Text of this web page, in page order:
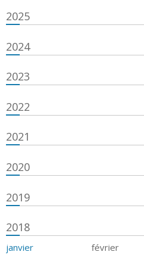
2025
2024
2023
2022
2021
2020
2019
2018
janvier février